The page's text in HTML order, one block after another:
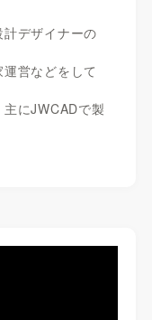
デザイナーの
営などをして
にJWCADで製